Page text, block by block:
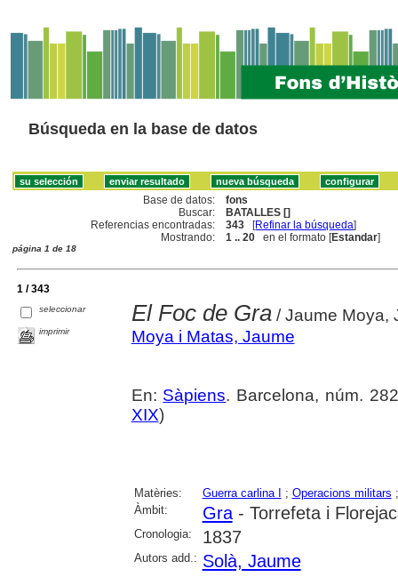
Búsqueda en la base de datos
Base de datos:
fons
Buscar:
BATALLES []
Referencias encontradas:
343 [Refinar la búsqueda]
Mostrando:
1 .. 20 en el formato [Estandar]
página 1 de 18
1 / 343
seleccionar
imprimir
El Foc de Gra/ Jaume Moya,
Moya i Matas, Jaume
En: Sàpiens. Barcelona, núm.
XIX)
Matèries: Guerra carlina I ; Operacions militars
Àmbit:
Gra- Torrefeta i
Cronologia: 1837
Autors add.: Solà, Jaume